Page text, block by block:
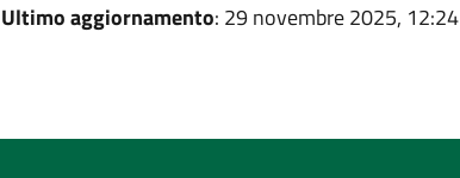
Ultimo aggiornamento: 29 novembre 2025, 12:24